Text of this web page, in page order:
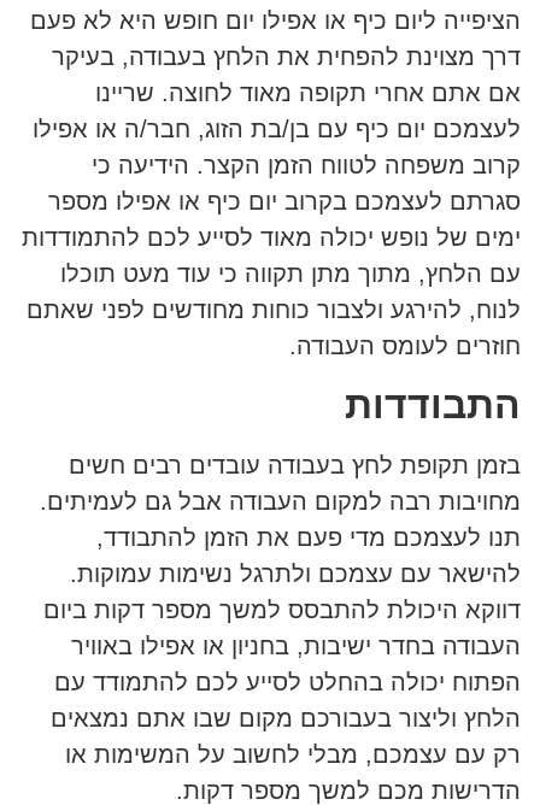
הציפייה ליום כיף או אפילו יום חופש היא לא פעם
דרך מצוינת להפחית את הלחץ בעבודה, בעיקר
אם אתם אחרי תקופה מאוד לחוצה. שריינו
לעצמכם יום כיף עם בן/בת הזוג, חבר/ה או אפילו
קרוב משפחה לטווח הזמן הקצר. הידיעה כי
סגרתם לעצמכם בקרוב יום כיף או אפילו מספר
ימים של נופש יכולה מאוד לסייע לכם להתמודדות
עם הלחץ, מתוך מתן תקווה כי עוד מעט תוכלו
לנוח, להירגע ולצבור כוחות מחודשים לפני שאתם
חוזרים לעומס העבודה.
התבודדות
בזמן תקופת לחץ בעבודה עובדים רבים חשים
מחויבות רבה למקום העבודה אבל גם לעמיתים.
תנו לעצמכם מדי פעם את הזמן להתבודד,
להישאר עם עצמכם ולתרגל נשימות עמוקות.
דווקא היכולת להתבסס למשך מספר דקות ביום
העבודה בחדר ישיבות, בחניון או אפילו באוויר
הפתוח יכולה בהחלט לסייע לכם להתמודד עם
הלחץ וליצור בעבורכם מקום שבו אתם נמצאים
רק עם עצמכם, מבלי לחשוב על המשימות או
הדרישות מכם למשך מספר דקות.